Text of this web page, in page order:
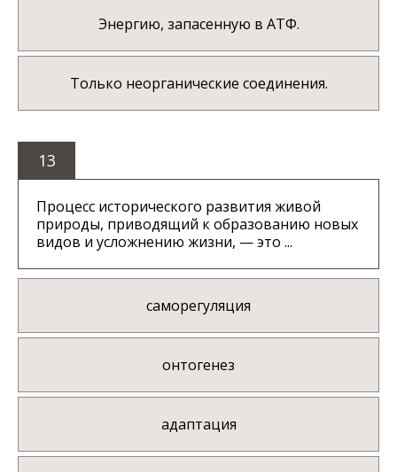
Энергию, запасенную в АТФ.
Только неорганические соединения.
13
Процесс исторического развития живой
природы, приводящий к образованию новых
видов и усложнению жизни, — это ...
саморегуляция
онтогенез
адаптация